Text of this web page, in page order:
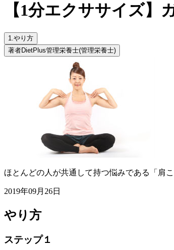
【1分エクササイズ
1.やり方
著者DietPlus管理栄養士(管理栄養士)
ほとんどの人が共通して持つ悩みである「肩
2019年09月26日
やり方
ステップ１